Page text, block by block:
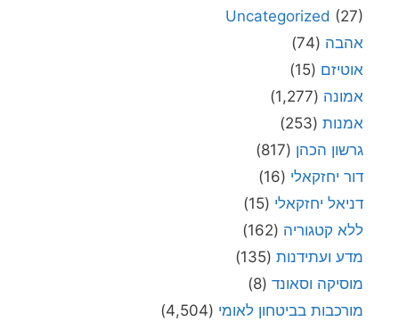
Uncategorized (27)
אהבה (74)
אוטיזם (15)
אמונה (1,277)
אמנות (253)
גרשון הכהן (817)
דור יחזקאלי (16)
דניאל יחזקאלי (15)
ללא קטגוריה (162)
מדע ועתידנות (135)
מוסיקה וסאונד (8)
מורכבות בביטחון לאומי (4,504)